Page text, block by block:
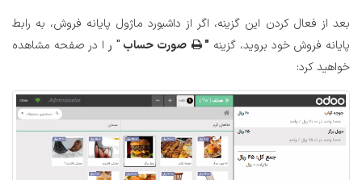
بعد از فعال کردن این گزینه، اگر از داشبورد ماژول پایانه فروش، به رابط
پایانه فروش خود بروید، گزینه " صورت حساب " ر ا در صفحه مشاهده
خواهید کرد: